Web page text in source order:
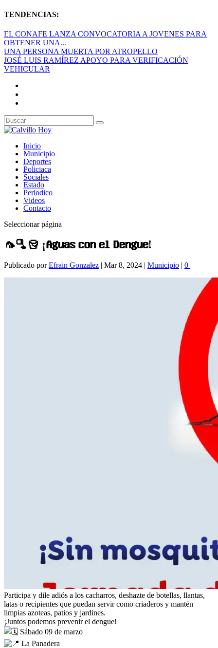
TENDENCIAS:
EL CONAFE LANZA CONVOCATORIA A JOVENES PARA
OBTENER UNA...
UNA PERSONA MUERTA POR ATROPELLO
JOSÉ LUIS RAMÍREZ APOYO PARA VERIFICACIÓN
VEHICULAR
Inicio
Municipio
Deportes
Policiaca
Sociales
Estado
Periodico
Videos
Contacto
Seleccionar página
🦟🫗🪣 ¡𝐀𝐠𝐮𝐚𝐬 𝐜𝐨𝐧 𝐞𝐥 𝐃𝐞𝐧𝐠𝐮𝐞!
Publicado porEfrain Gonzalez | Mar 8, 2024 | Municipio | 0 |
Participa y dile adiós a los cacharros, deshazte de botellas, llantas,
latas o recipientes que puedan servir como criaderos y mantén
limpias azoteas, patios y jardines.
¡Juntos podemos prevenir el dengue!
Sábado 09 de marzo
La Panadera